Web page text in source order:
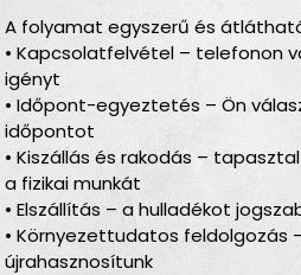
A folyamat egyszerű és
• Kapcsolatfelvétel – telefonon
igényt
• Időpont-egyeztetés – Ön
időpontot
• Kiszállás és rakodás –
a fizikai munkát
• Elszállítás – a hulladékot
• Környezettudatos feldolgozás
újrahasznosítunk